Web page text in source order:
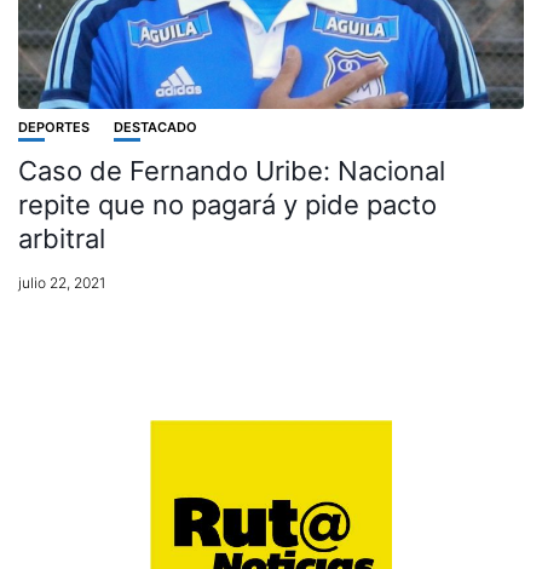
DEPORTES DESTACADO
Caso de Fernando Uribe: Nacional
repite que no pagará y pide pacto
arbitral
julio 22, 2021